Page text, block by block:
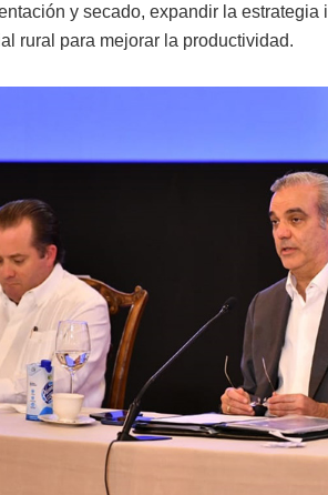
y secado, expandir la
rural para mejorar la productividad.